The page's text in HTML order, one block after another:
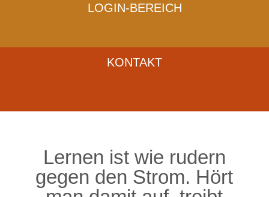
LOGIN-BEREICH
KONTAKT
Lernen ist wie rudern
gegen den Strom. Hört